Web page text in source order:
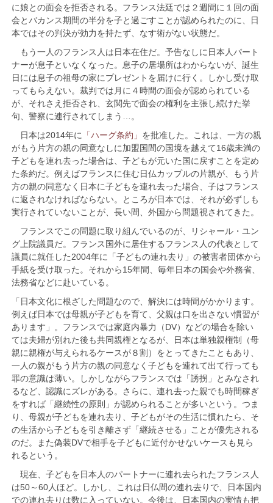
に娘との面会を拒否される。フランス法廷では２週間に１回の面
会とバカンス期間の半分を子と過ごすことが認められたのに、日
本ではその判決が効力を持たず、なす術がない状態だ。
もう一人のフランス人は日本在住だ。予告なしに日本人パート
ナーが息子といなくなった。息子の居場所はわからないが、誕生
日には息子の祖母の家にプレゼントを届けに行く。しかし受け取
ってもらえない。裁判では月に４時間の面会が認められている
が、それさえ拒否され、玄関先で面会の権利を主張し続けた挙
句、警察に連行されてしまう…。
日本は2014年に
「ハーグ条約」 を批准した。これは、一方の親
がもう片方の親の同意なしに加盟国間の国境を越えて16歳未満の
子どもを連れ去った場合は、子どもが元いた国に戻すことを定め
た条約だ。例えばフランスに住む日仏カップルの片親が、もう片
方の親の同意なく日本に子どもを連れ去った場合、子はフランス
に返されなければならない。ところが日本では、それが必ずしも
実行されていないことが、長い間、外国から問題視されてきた。
フランスでこの問題に取り組んでいるのが、リシャール・ユン
グ上院議員だ。フランス国外に居住するフランス人の代表として
議員に就任した2004年に「子どもの連れ去り」の被害者団体から
手紙を受け取った。それから15年間、毎年日本の国会や外務省、
法務省などに赴いている。
「日本文化に根ざした問題なので、解決には時間がかかります。
例えば日本では母親が子どもを育て、父親は口を出さない慣習が
あります」。フランスでは家庭内暴力（DV）などの場合を除い
ては夫婦が別れた後も共同親権となるが、日本は単独親権制（母
親に親権が与えられるケースが８割）をとってきたこともあり、
一人の親がもう片方の親の同意なく子どもを連れて出て行っても
罪の意識は薄い。しかしながらフランスでは「誘拐」とみなされ
るなど、認識にズレがある。さらに、連れ去った親でも時間稼ぎ
をすれば「継続性の原則」が認められることが多いという。つま
り、母親が子どもを連れ去り、子どもがその生活に慣れたら、そ
の生活から子どもを引き離さず「継続させる」ことが優先される
のだ。また偽装DVで相手を子どもに近付かせないケースも見ら
れるという。
現在、子どもを日本人のパートナーに連れ去られたフランス人
は50～60人ほど。しかし、これは日仏間の連れ去りで、日本国内
での連れ去りは数に入っていない。今後は、日本国内の実情も把